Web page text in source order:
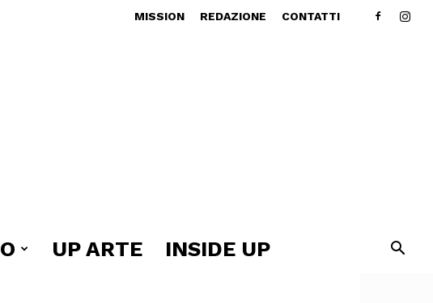
MISSION REDAZIONE CONTATTI
UP ARTE INSIDE UP